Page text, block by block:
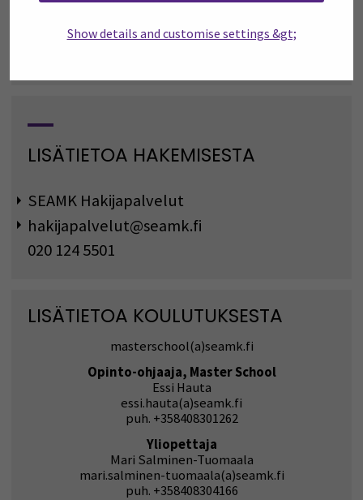
Show details and customise settings &gt;
Asiantuntijuus akuuteissa tilanteissa
LISÄTIETOA HAKEMISESTA
SEAMK Hakijapalvelut
hakijapalvelut@seamk.fi
020 124 5501
LISÄTIETOA KOULUTUKSESTA
masterschool(a)seamk.fi
Opinto-ohjaaja, Master School
Essi Hauta
essi.hauta(a)seamk.fi
puh. +358408301262
Yliopettaja
Mari Salminen-Tuomaala
mari.salminen-tuomaala(a)seamk.fi
puh. +358408304166